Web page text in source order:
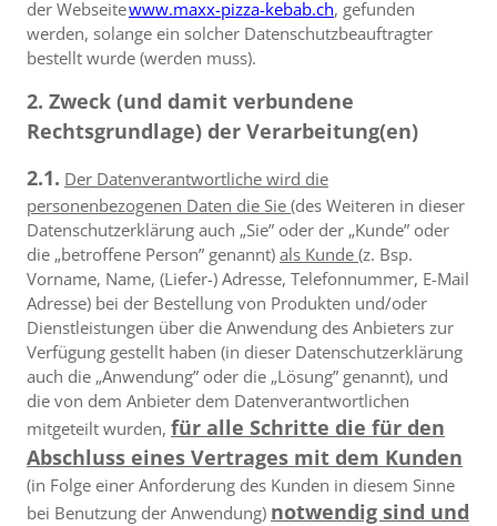
der Webseitewww.maxx-pizza-kebab.ch, gefunden
werden, solange ein solcher Datenschutzbeauftragter
bestellt wurde (werden muss).
2. Zweck (und damit verbundene
Rechtsgrundlage) der Verarbeitung(en)
2.1. Der Datenverantwortliche wird die
personenbezogenen Daten die Sie (des Weiteren in dieser
Datenschutzerklärung auch „Sie” oder der „Kunde” oder
die „betroffene Person” genannt) als Kunde (z. Bsp.
Vorname, Name, (Liefer-) Adresse, Telefonnummer, E-Mail
Adresse) bei der Bestellung von Produkten und/oder
Dienstleistungen über die Anwendung des Anbieters zur
Verfügung gestellt haben (in dieser Datenschutzerklärung
auch die „Anwendung” oder die „Lösung” genannt), und
die von dem Anbieter dem Datenverantwortlichen
mitgeteilt wurden, für alle Schritte die für den
Abschluss eines Vertrages mit dem Kunden
(in Folge einer Anforderung des Kunden in diesem Sinne
bei Benutzung der Anwendung) notwendig sind und